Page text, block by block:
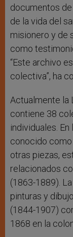
documentos
de la vida del
misionero y de
como
“Este archivo
colectiva”, ha
Actualmente la
contiene 38
individuales.
conocido como
otras piezas,
relacionados
(1863-1889).
pinturas y
(1844-1907)
1868 en la